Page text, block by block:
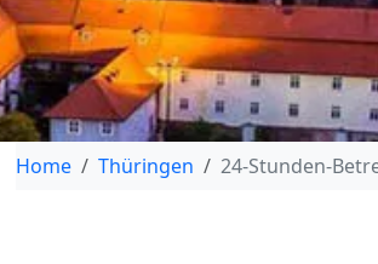
Home Thüringen 24-Stunden-